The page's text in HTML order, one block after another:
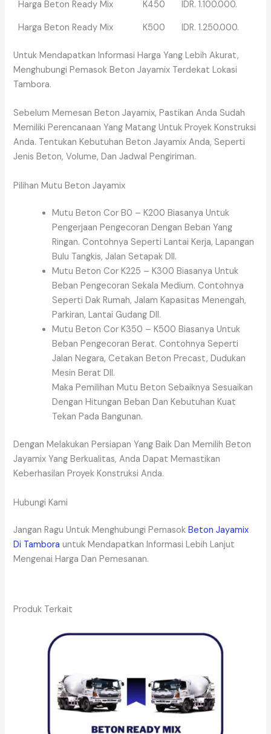
Harga Beton Ready Mix K450
IDR. 1.100.000.
Harga Beton Ready Mix
K500 IDR. 1.250.000.
Untuk Mendapatkan Informasi Harga Yang Lebih Akurat,
Menghubungi Pemasok Beton Jayamix Terdekat Lokasi
Tambora.
Sebelum Memesan Beton Jayamix, Pastikan Anda Sudah
Memiliki Perencanaan Yang Matang Untuk Proyek Konstruksi
Anda. Tentukan Kebutuhan Beton Jayamix Anda, Seperti
Jenis Beton, Volume, Dan Jadwal Pengiriman.
Pilihan Mutu Beton Jayamix
Mutu Beton Cor B0 – K200 Biasanya Untuk
Pengerjaan Pengecoran Dengan Beban Yang
Ringan. Contohnya Seperti Lantai Kerja, Lapangan
Bulu Tangkis, Jalan Setapak Dll.
Mutu Beton Cor K225 – K300 Biasanya Untuk
Beban Pengecoran Sekala Medium. Contohnya
Seperti Dak Rumah, Jalam Kapasitas Menengah,
Parkiran, Lantai Gudang Dll.
Mutu Beton Cor K350 – K500 Biasanya Untuk
Beban Pengecoran Berat. Contohnya Seperti
Jalan Negara, Cetakan Beton Precast, Dudukan
Mesin Berat Dll.
Maka Pemilihan Mutu Beton Sebaiknya Sesuaikan
Dengan Hitungan Beban Dan Kebutuhan Kuat
Tekan Pada Bangunan.
Dengan Melakukan Persiapan Yang Baik Dan Memilih Beton
Jayamix Yang Berkualitas, Anda Dapat Memastikan
Keberhasilan Proyek Konstruksi Anda.
Hubungi Kami
Jangan Ragu Untuk Menghubungi PemasokBeton Jayamix
Di Tambora untuk Mendapatkan Informasi Lebih Lanjut
Mengenai Harga Dan Pemesanan.
Produk Terkait